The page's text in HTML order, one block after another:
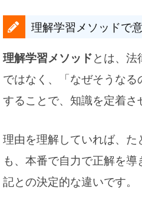
理解学習メソッドで
理解学習メソッドとは、法
ではなく、「なぜそうな
することで、知識を定着さ
理由を理解していれば、た
も、本番で自力で正解を
記との決定的な違いです。